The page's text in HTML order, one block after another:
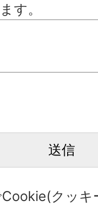
す。
クッキ